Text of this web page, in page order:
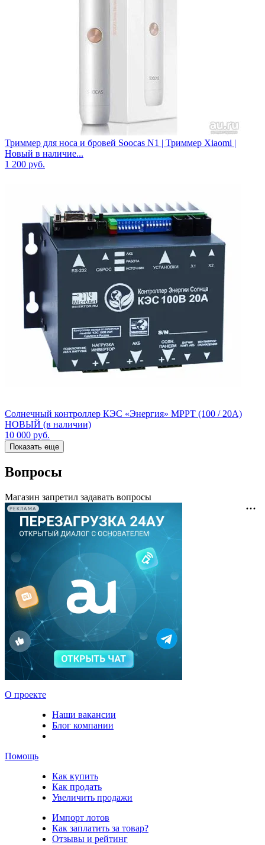
Триммер для носа и бровей Soocas N1 | Триммер Xiaomi |
Новый в наличие...
1 200 руб.
Солнечный контроллер КЭС «Энергия» MPPT (100 / 20А)
НОВЫЙ (в наличии)
10 000 руб.
Показать еще
Вопросы
Магазин запретил задавать вопросы
РЕКЛАМА
О проекте
Наши вакансии
Блог компании
Помощь
Как купить
Как продать
Увеличить продажи
Импорт лотов
Как заплатить за товар?
Отзывы и рейтинг